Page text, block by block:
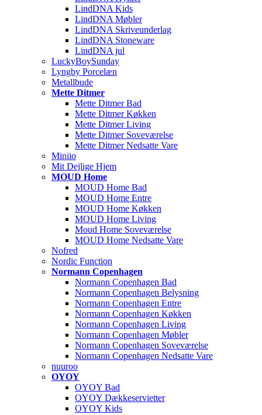
LindDNA Kids
LindDNA Møbler
LindDNA Skriveunderlag
LindDNA Stoneware
LindDNA jul
LuckyBoySunday
Lyngby Porcelæn
Metallbude
Mette Ditmer
Mette Ditmer Bad
Mette Ditmer Køkken
Mette Ditmer Living
Mette Ditmer Soveværelse
Mette Ditmer Nedsatte Vare
Miniio
Mit Dejlige Hjem
MOUD Home
MOUD Home Bad
MOUD Home Entre
MOUD Home Køkken
MOUD Home Living
Moud Home Soveværelse
MOUD Home Nedsatte Vare
Nofred
Nordic Function
Normann Copenhagen
Normann Copenhagen Bad
Normann Copenhagen Belysning
Normann Copenhagen Entre
Normann Copenhagen Køkken
Normann Copenhagen Living
Normann Copenhagen Møbler
Normann Copenhagen Soveværelse
Normann Copenhagen Nedsatte Vare
nuuroo
OYOY
OYOY Bad
OYOY Dækkeservietter
OYOY Kids